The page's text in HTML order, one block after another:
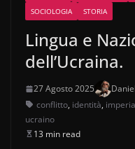
SOCIOLOGIA
STORIA
Lingua e
dell’Ucraina.
27 Agosto 2025
conflitto, identità,
ucraino
13 min read